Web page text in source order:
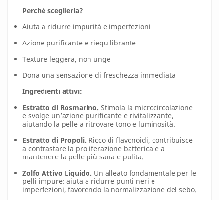
Perché sceglierla?
Aiuta a ridurre impurità e imperfezioni
Azione purificante e riequilibrante
Texture leggera, non unge
Dona una sensazione di freschezza immediata
Ingredienti attivi:
Estratto di Rosmarino. Stimola la microcircolazione
e svolge un’azione purificante e rivitalizzante,
aiutando la pelle a ritrovare tono e luminosità.
Estratto di Propoli. Ricco di flavonoidi, contribuisce
a contrastare la proliferazione batterica e a
mantenere la pelle più sana e pulita.
Zolfo Attivo Liquido. Un alleato fondamentale per le
pelli impure: aiuta a ridurre punti neri e
imperfezioni, favorendo la normalizzazione del sebo.